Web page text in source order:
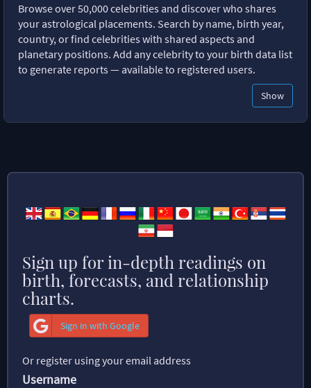
Browse over 50,000 celebrities and discover who shares
your astrological placements. Search by name, birth year,
country, or find celebrities with shared aspects and
planetary positions. Add any celebrity to your birth data list
to generate reports — available to registered users.
Show
Sign up for in-depth readings on
birth, forecasts, and relationship
charts.
Sign in with Google
Or register using your email address
Username